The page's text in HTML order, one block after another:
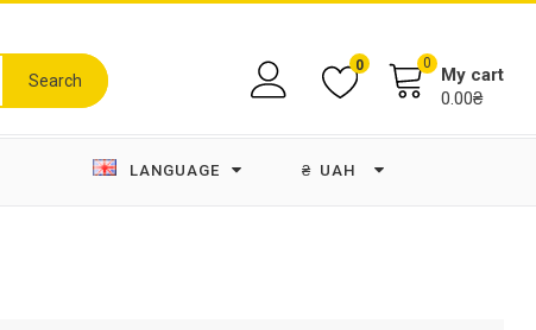
Search
0 0
My cart
0.00₴
LANGUAGE ₴ UAH